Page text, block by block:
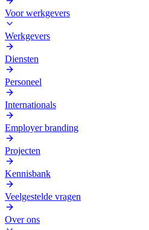
Voor werkgevers
Werkgevers
Diensten
Personeel
Internationals
Employer branding
Projecten
Kennisbank
Veelgestelde vragen
Over ons